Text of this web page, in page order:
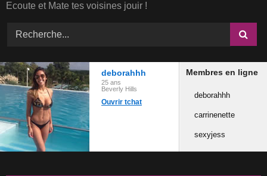
Ecoute et Mate tes voisines jouir !